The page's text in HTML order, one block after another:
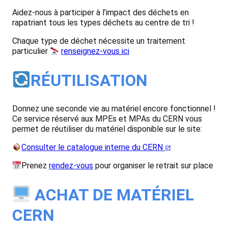
Aidez-nous à participer à l’impact des déchets en
rapatriant tous les types déchets au centre de tri !
Chaque type de déchet nécessite un traitement
particulier
renseignez-vous ici
RÉUTILISATION
Donnez une seconde vie au matériel encore fonctionnel !
Ce service réservé aux MPEs et MPAs du CERN vous
permet de réutiliser du matériel disponible sur le site:
Consulter le catalogue interne du CERN
Prenezrendez-vous pour organiser le retrait sur place
ACHAT DE MATÉRIEL
CERN